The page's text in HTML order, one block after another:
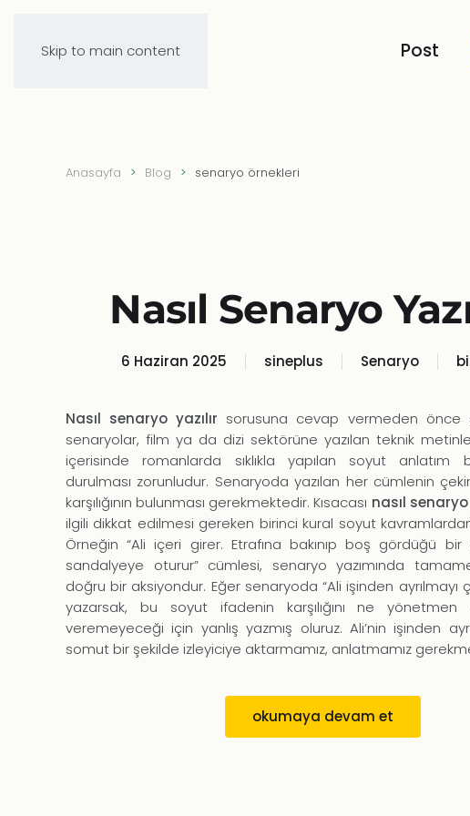
Skip to main content Post
Anasayfa Blog senaryo örnekleri
Nasıl Senaryo
6 Haziran 2025 sineplus Senaryo
Nasıl senaryo yazılır sorusuna cevap vermeden önce
senaryolar, film ya da dizi sektörüne yazılan teknik
içerisinde romanlarda sıklıkla yapılan soyut anlatım
durulması zorunludur. Senaryoda yazılan her cümlenin
karşılığının bulunması gerekmektedir. Kısacası nasıl senaryo
ilgili dikkat edilmesi gereken birinci kural soyut
Örneğin “Ali içeri girer. Etrafına bakınıp boş gördüğü
sandalyeye oturur” cümlesi, senaryo yazımında
doğru bir aksiyondur. Eğer senaryoda “Ali işinden ayrılmayı
yazarsak, bu soyut ifadenin karşılığını ne
veremeyeceği için yanlış yazmış oluruz. Ali’nin işinden
somut bir şekilde izleyiciye aktarmamız, anlatmamız
okumaya devam et